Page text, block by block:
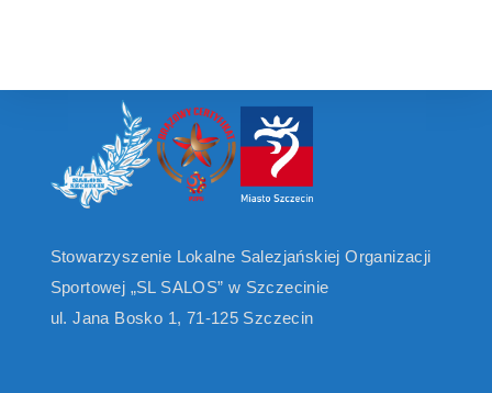
Stowarzyszenie Lokalne Salezjańskiej Organizacji
Sportowej „SL SALOS” w Szczecinie
ul. Jana Bosko 1, 71-125 Szczecin